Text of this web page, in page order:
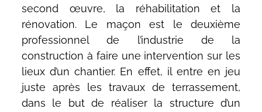
second œuvre, la réhabilitation et la
rénovation. Le maçon est le deuxième
professionnel de l’industrie de la
construction à faire une intervention sur les
lieux d’un chantier. En effet, il entre en jeu
juste après les travaux de terrassement,
dans le but de réaliser la structure d’un